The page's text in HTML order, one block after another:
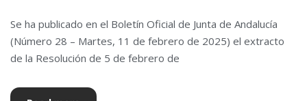
Se ha publicado en el Boletín Oficial de Junta de Andalucía
(Número 28 – Martes, 11 de febrero de 2025) el extracto
de la Resolución de 5 de febrero de